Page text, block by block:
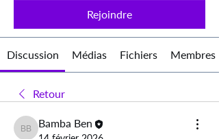
Rejoindre
Discussion Médias Fichiers Membres
Retour
Bamba Ben
Bamba Ben